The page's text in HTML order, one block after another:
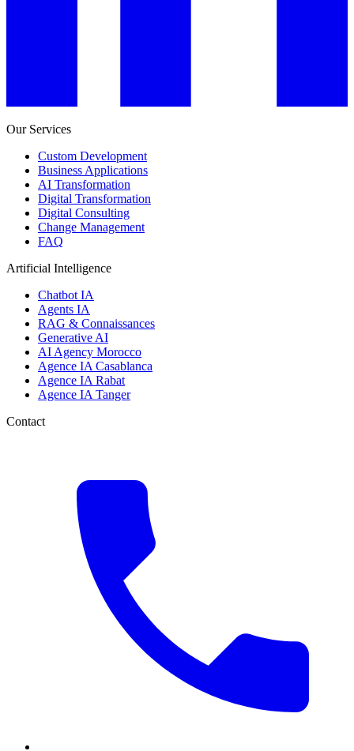
Our Services
Custom Development
Business Applications
AI Transformation
Digital Transformation
Digital Consulting
Change Management
FAQ
Artificial Intelligence
Chatbot IA
Agents IA
RAG & Connaissances
Generative AI
AI Agency Morocco
Agence IA Casablanca
Agence IA Rabat
Agence IA Tanger
Contact